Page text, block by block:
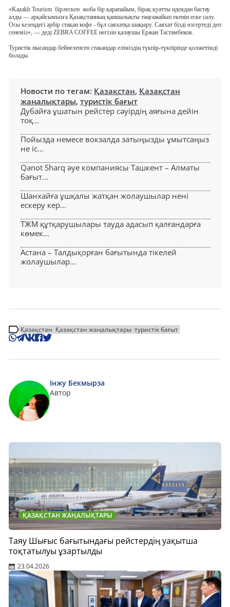
«Kazakh Tourism бірлескен жоба бір қарапайым, бірақ қуатты идеядан бастау
алды — әрқайсымызға Қазақстанның қаншалықты таңғажайып екенін еске салу.
Осы кезеңдегі әрбір стақан кофе - бұл саяхатқа шақыру. Саяхат бізді өзгертеді деп
сенеміз», — деді ZEBRA COFFEE негізін қалаушы Ержан Тастамбеков.
Туристік нысандар бейнеленген стакандар еліміздің түкпір-түкпірінде қолжетімді
болады.
Новости по тегам: Қазақстан, Қазақстан
жаңалықтары, туристік бағыт
Дубайға ұшатын рейстер сәуірдің аяғына дейін
тоқ...
Пойызда немесе вокзалда затыңызды ұмытсаңыз
не іс...
Qanot Sharq әуе компаниясы Ташкент – Алматы
бағыт...
Шанхайға ұшқалы жатқан жолаушылар нені
ескеру кер...
ТЖМ құтқарушылары тауда адасып қалғандарға
көмек...
Астана – Талдықорған бағытында тікелей
жолаушылар...
Қазақстан Қазақстан жаңалықтары туристік бағыт
Інжу Бекмырза
Автор
ҚАЗАҚСТАН ЖАҢАЛЫҚТАРЫ
Таяу Шығыс бағытындағы рейстердің уақытша
тоқтатылуы ұзартылды
23.04.2026